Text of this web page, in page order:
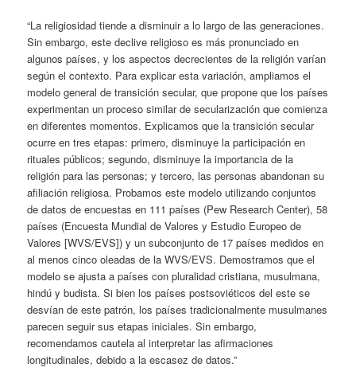
“La religiosidad tiende a disminuir a lo largo de las generaciones.
Sin embargo, este declive religioso es más pronunciado en
algunos países, y los aspectos decrecientes de la religión varían
según el contexto. Para explicar esta variación, ampliamos el
modelo general de transición secular, que propone que los países
experimentan un proceso similar de secularización que comienza
en diferentes momentos. Explicamos que la transición secular
ocurre en tres etapas: primero, disminuye la participación en
rituales públicos; segundo, disminuye la importancia de la
religión para las personas; y tercero, las personas abandonan su
afiliación religiosa. Probamos este modelo utilizando conjuntos
de datos de encuestas en 111 países (Pew Research Center), 58
países (Encuesta Mundial de Valores y Estudio Europeo de
Valores [WVS/EVS]) y un subconjunto de 17 países medidos en
al menos cinco oleadas de la WVS/EVS. Demostramos que el
modelo se ajusta a países con pluralidad cristiana, musulmana,
hindú y budista. Si bien los países postsoviéticos del este se
desvían de este patrón, los países tradicionalmente musulmanes
parecen seguir sus etapas iniciales. Sin embargo,
recomendamos cautela al interpretar las afirmaciones
longitudinales, debido a la escasez de datos.”